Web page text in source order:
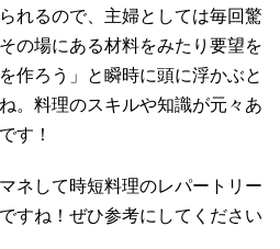
れるので、主婦としては毎回驚
の場にある材料をみたり要望を
作ろう」と瞬時に頭に浮かぶと
。料理のスキルや知識が元々あ
す！
ネして時短料理のレパートリー
すね！ぜひ参考にしてください